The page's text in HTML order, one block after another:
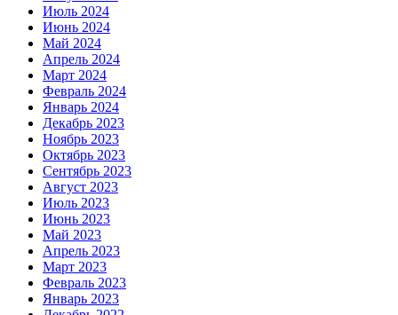
Июль 2024
Июнь 2024
Май 2024
Апрель 2024
Март 2024
Февраль 2024
Январь 2024
Декабрь 2023
Ноябрь 2023
Октябрь 2023
Сентябрь 2023
Август 2023
Июль 2023
Июнь 2023
Май 2023
Апрель 2023
Март 2023
Февраль 2023
Январь 2023